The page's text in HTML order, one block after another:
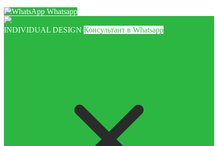
Whatsapp
INDIVIDUAL DESIGN Консультант в Whatsapp